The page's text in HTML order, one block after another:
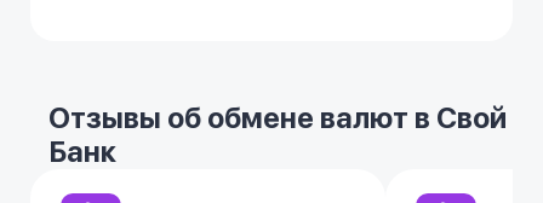
Отзывы об обмене валют в Свой
Банк